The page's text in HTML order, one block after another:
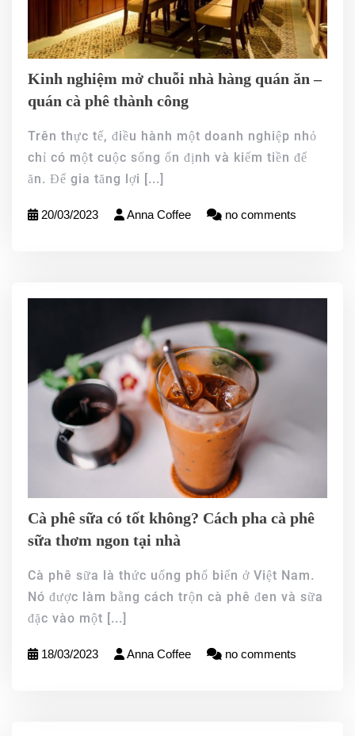
Kinh nghiệm mở chuỗi nhà hàng quán ăn –
quán cà phê thành công
Trên thực tế, điều hành một doanh nghiệp nhỏ
chỉ có một cuộc sống ổn định và kiếm tiền để
ăn. Để gia tăng lợi [...]
20/03/2023 Anna Coffee no comments
Cà phê sữa có tốt không? Cách pha cà phê
sữa thơm ngon tại nhà
Cà phê sữa là thức uống phổ biến ở Việt Nam.
Nó được làm bằng cách trộn cà phê đen và sữa
đặc vào một [...]
18/03/2023 Anna Coffee no comments